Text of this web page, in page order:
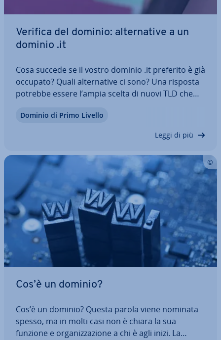
Verifica del dominio: al­ter­na­ti­ve a un
dominio .it
Cosa succede se il vostro dominio .it preferito è già
occupato? Quali al­ter­na­ti­ve ci sono? Una risposta
potrebbe essere l’ampia scelta di nuovi TLD che
sio­ni come .com e .net, ci sono tante altre in­te­res­
Dominio di Primo Livello
Leggi di più
Cos’è un dominio?
Cos’è un dominio? Questa parola viene nominata
spesso, ma in molti casi non è chiara la sua
funzione e or­ga­niz­za­zio­ne a chi è agli inizi. La